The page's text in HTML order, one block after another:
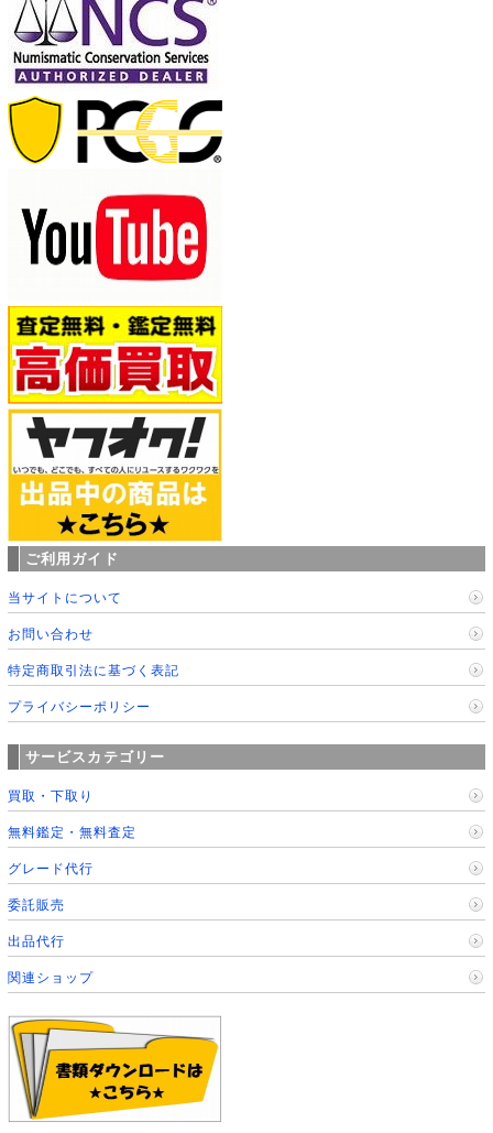
ご利用ガイド
当サイトについて
お問い合わせ
特定商取引法に基づく表記
プライバシーポリシー
サービスカテゴリー
買取・下取り
無料鑑定・無料査定
グレード代行
委託販売
出品代行
関連ショップ